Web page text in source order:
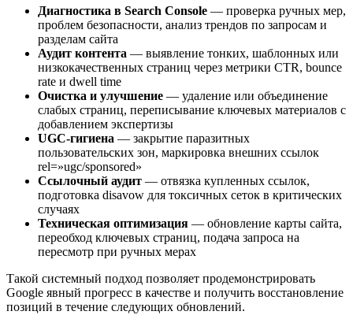
Диагностика в Search Console — проверка ручных мер,
проблем безопасности, анализ трендов по запросам и
разделам сайта
Аудит контента — выявление тонких, шаблонных или
низкокачественных страниц через метрики CTR, bounce
rate и dwell time
Очистка и улучшение — удаление или объединение
слабых страниц, переписывание ключевых материалов с
добавлением экспертизы
UGC-гигиена — закрытие паразитных
пользовательских зон, маркировка внешних ссылок
rel=»ugc/sponsored»
Ссылочный аудит — отвязка купленных ссылок,
подготовка disavow для токсичных сеток в критических
случаях
Техническая оптимизация — обновление карты сайта,
переобход ключевых страниц, подача запроса на
пересмотр при ручных мерах
Такой системный подход позволяет продемонстрировать
Google явный прогресс в качестве и получить восстановление
позиций в течение следующих обновлений.